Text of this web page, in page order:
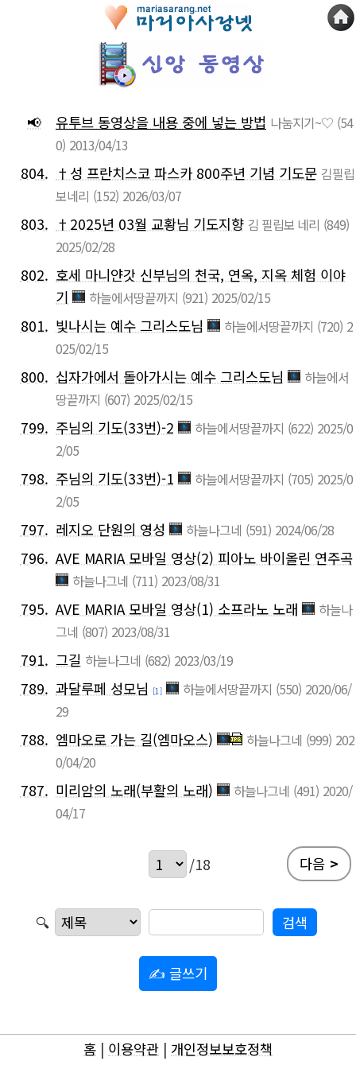
📢 유투브 동영상을 내용 중에 넣는 방법 나눔지기~♡ (54
0) 2013/04/13
804. †성 프란치스코 파스카 800주년 기념 기도문 김필립
보네리 (152) 2026/03/07
803. †2025년 03월 교황님 기도지향 김 필립보 네리 (849)
2025/02/28
802. 호세 마니얀갓 신부님의 천국, 연옥, 지옥 체험 이야
기
하늘에서땅끝까지 (921) 2025/02/15
801. 빛나시는 예수 그리스도님 하늘에서땅끝까지 (720) 2
025/02/15
800. 십자가에서 돌아가시는 예수 그리스도님
하늘에서
땅끝까지 (607) 2025/02/15
799. 주님의 기도(33번)-2 하늘에서땅끝까지 (622) 2025/0
2/05
798. 주님의 기도(33번)-1 하늘에서땅끝까지 (705) 2025/0
2/05
797. 레지오 단원의 영성 하늘나그네 (591) 2024/06/28
796. AVE MARIA 모바일 영상(2) 피아노 바이올린 연주곡
하늘나그네 (711) 2023/08/31
795. AVE MARIA 모바일 영상(1) 소프라노 노래
하늘나
그네 (807) 2023/08/31
791. 그길 하늘나그네 (682) 2023/03/19
789. 과달루페 성모님 [1] 하늘에서땅끝까지 (550) 2020/06/
29
788. 엠마오로 가는 길(엠마오스) 하늘나그네 (999) 202
0/04/20
787. 미리암의 노래(부활의 노래) 하늘나그네 (491) 2020/
04/17
/18 다음 >
🔍
✍ 글쓰기
홈 | 이용약관 | 개인정보보호정책